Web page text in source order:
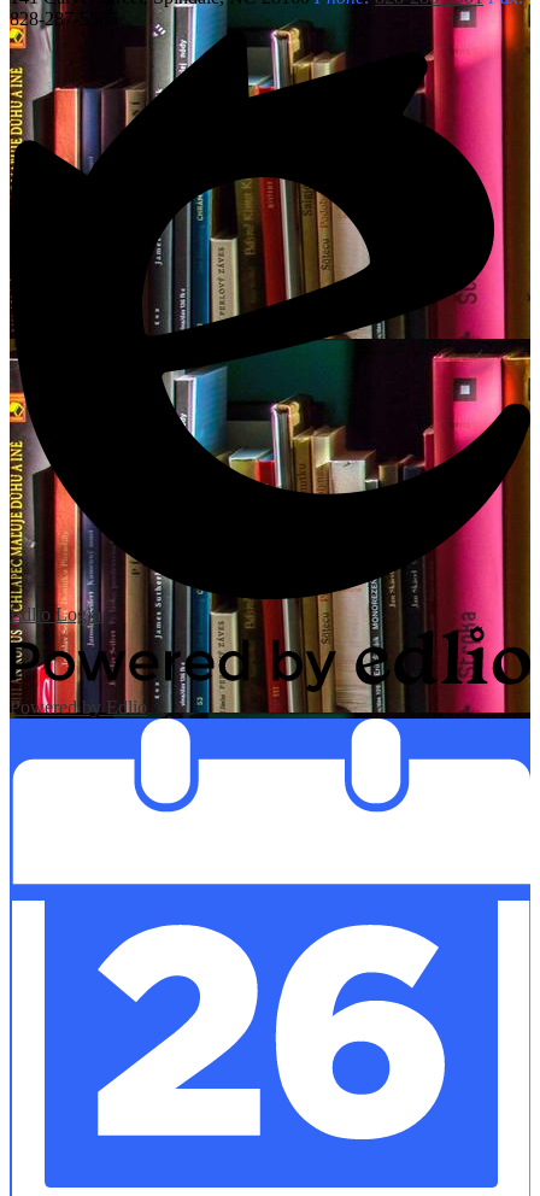
828-287-5585
Edlio Login
Powered by Edlio